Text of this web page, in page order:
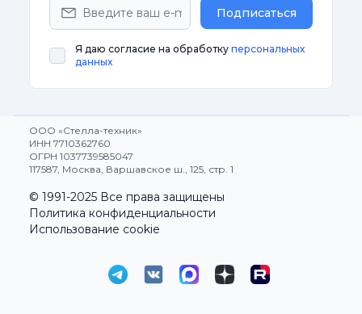
Подписаться
Я даю согласие на обработку персональных
данных
ООО «Стелла-техник»
ИНН 7710362760
ОГРН 1037739585047
117587, Москва, Варшавское ш., 125, стр. 1
© 1991-2025 Все права защищены
Политика конфиденциальности
Использование cookie